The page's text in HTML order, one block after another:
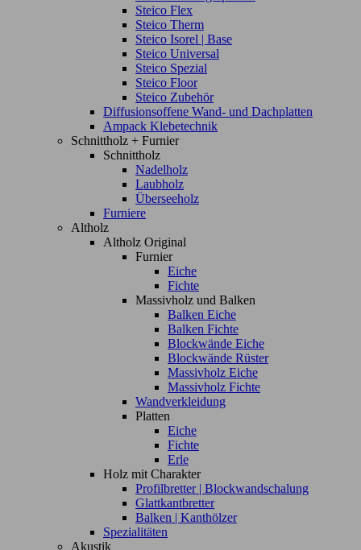
Steico Flex
Steico Therm
Steico Isorel | Base
Steico Universal
Steico Spezial
Steico Floor
Steico Zubehör
Diffusionsoffene Wand- und Dachplatten
Ampack Klebetechnik
Schnittholz + Furnier
Schnittholz
Nadelholz
Laubholz
Überseeholz
Furniere
Altholz
Altholz Original
Furnier
Eiche
Fichte
Massivholz und Balken
Balken Eiche
Balken Fichte
Blockwände Eiche
Blockwände Rüster
Massivholz Eiche
Massivholz Fichte
Wandverkleidung
Platten
Eiche
Fichte
Erle
Holz mit Charakter
Profilbretter | Blockwandschalung
Glattkantbretter
Balken | Kanthölzer
Spezialitäten
Akustik